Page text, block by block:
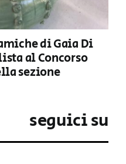
di Gaia Di
al Concorso
sezione
seguici su